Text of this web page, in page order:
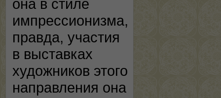
она в стиле
импрессионизма,
правда, участия
в выставках
художников этого
направления она